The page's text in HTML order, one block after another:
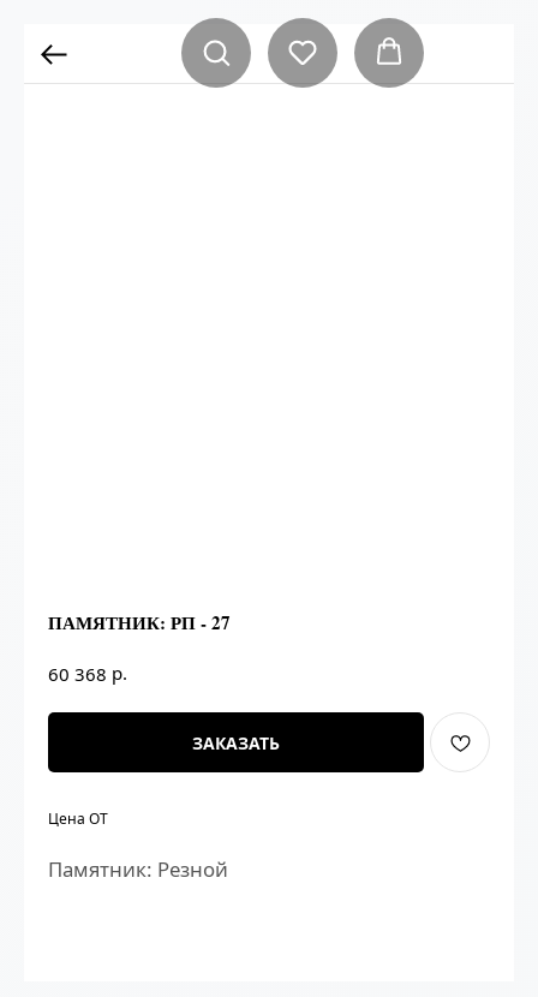
ПАМЯТНИК: РП - 27
60 368 р.
ЗАКАЗАТЬ
Цена ОТ
Памятник: Резной